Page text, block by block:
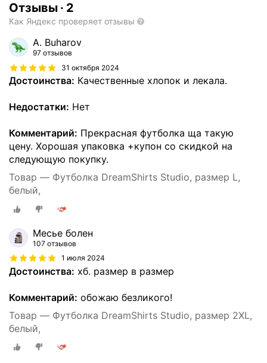
Отзывы · 2
Как Яндекс проверяет отзывы
A. Buharov
97 отзывов
31 октября 2024
Достоинства: Качественные хлопок и лекала.
Недостатки: Нет
Комментарий: Прекрасная футболка ща такую
цену. Хорошая упаковка +купон со скидкой на
следующую покупку.
Товар — Футболка DreamShirts Studio, размер L,
белый,
Месье болен
107 отзывов
1 июля 2024
Достоинства: хб. размер в размер
Комментарий: обожаю безликого!
Товар — Футболка DreamShirts Studio, размер 2XL,
белый,